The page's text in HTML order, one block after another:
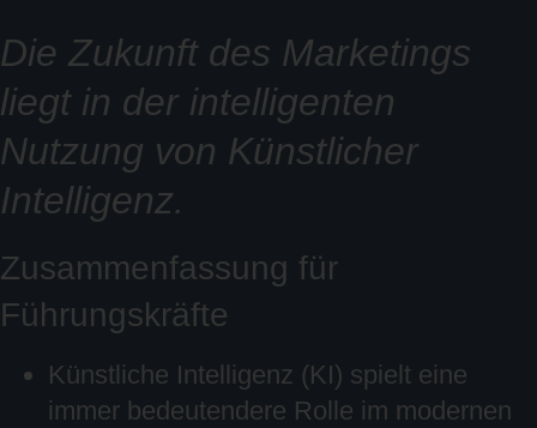
Die Zukunft des Marketings
liegt in der intelligenten
Nutzung von Künstlicher
Intelligenz.
Zusammenfassung für
Führungskräfte
Künstliche Intelligenz (KI) spielt eine
immer bedeutendere Rolle im modernen